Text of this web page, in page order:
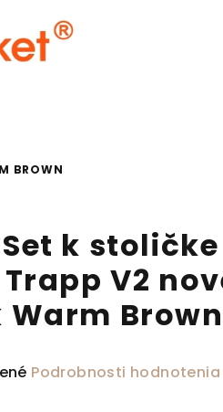
BROWN
k stoličke
V2
Warm Brown
produktu je 0,0 z
Podrobnosti hodnotenia